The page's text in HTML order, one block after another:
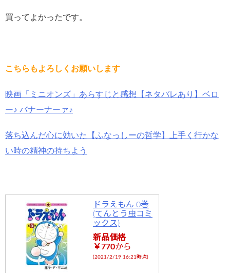
買ってよかったです。
こちらもよろしくお願いします
映画「ミニオンズ」あらすじと感想【ネタバレあり】ベロ
ー♪ バナーナーァ♪
落ち込んだ心に効いた【ふなっしーの哲学】上手く行かな
い時の精神の持ちよう
ドラえもん 0巻
(てんとう虫コミ
ックス)
新品価格
￥770から
(2021/2/19 16:21時点)